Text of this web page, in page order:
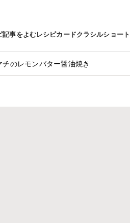
記事をよむレシピカードクラシルショート
チのレモンバター醤油焼き